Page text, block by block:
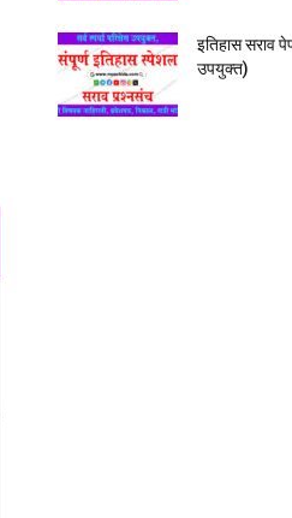
इतिहास सराव
उपयुक्त)